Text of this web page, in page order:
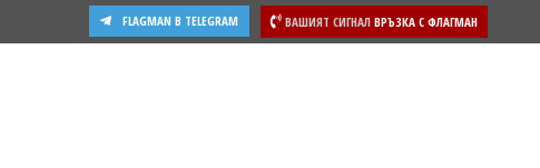
ВАШИЯТ СИГНАЛ ВРЪЗКА С ФЛАГМАН
FLAGMAN В TELEGRAM